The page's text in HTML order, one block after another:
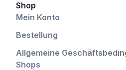
Shop
Mein Konto
Bestellung
Allgemeine
Shops